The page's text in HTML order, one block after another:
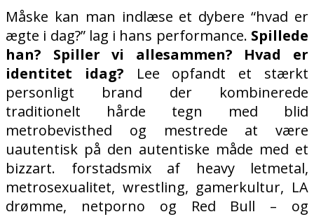
Måske kan man indlæse et dybere “hvad er
ægte i dag?”lag i hans performance. Spillede
han? Spiller vi allesammen? Hvad er
identitet idag? Lee opfandt et stærkt
personligt brand der kombinerede
traditionelt hårde tegn med blid
metrobevisthed og mestrede at være
uautentisk på den autentiske måde med et
bizzart. forstadsmix af heavy letmetal,
metrosexualitet, wrestling, gamerkultur, LA
drømme, netporno og Red Bull – og